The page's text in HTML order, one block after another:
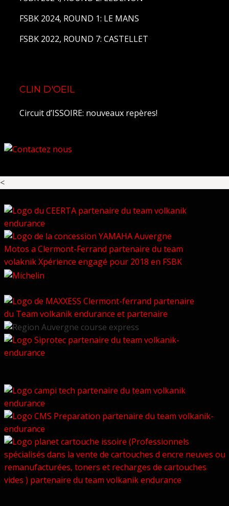
FSBK 2024, ROUND 1: LE MANS
FSBK 2022, ROUND 7: CASTELLET
CLIN D'OEIL
Circuit d’ISSOIRE: nouveaux repères!
<